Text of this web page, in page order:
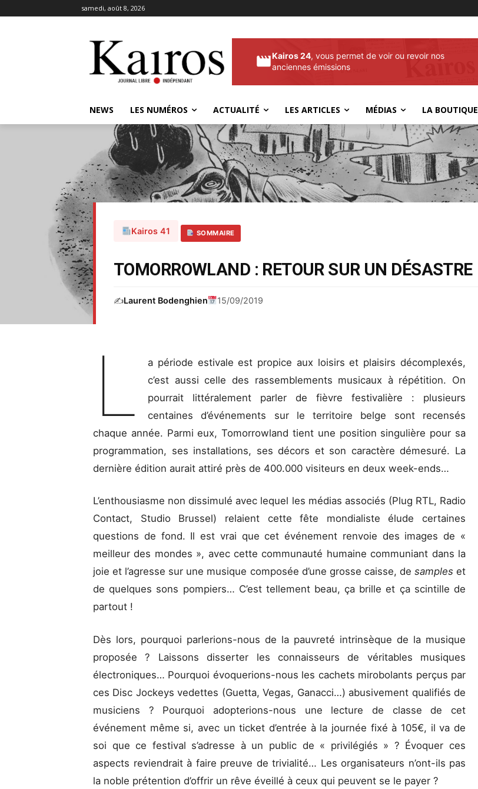
samedi, août 8, 2026
Kairos 24, vous permet de voir ou revoir nos
anciennes émissions
NEWS LES NUMÉROS ACTUALITÉ LES ARTICLES MÉDIAS LA BOUTIQUE
Kairos 41 SOMMAIRE
TOMORROWLAND : RETOUR SUR UN DÉSASTRE
✍️Laurent Bodenghien 15/09/2019
L
a période estivale est propice aux loisirs et plaisirs décomplexés,
c’est aussi celle des rassemblements musicaux à répétition. On
pourrait littéralement parler de fièvre festivalière : plusieurs
centaines d’événements sur le territoire belge sont recensés
chaque année. Parmi eux, Tomorrowland tient une position singulière pour sa
programmation, ses installations, ses décors et son caractère démesuré. La
dernière édition aurait attiré près de 400.000 visiteurs en deux week-ends…
L’enthousiasme non dissimulé avec lequel les médias associés (Plug RTL, Radio
Contact, Studio Brussel) relaient cette fête mondialiste élude certaines
questions de fond. Il est vrai que cet événement renvoie des images de «
meilleur des mondes », avec cette communauté humaine communiant dans la
joie et l’agresse sur une musique composée d’une grosse caisse, de sampleset
de quelques sons pompiers… C’est tellement beau, ça brille et ça scintille de
partout !
Dès lors, pourquoi parlerions-nous de la pauvreté intrinsèque de la musique
proposée ? Laissons disserter les connaisseurs de véritables musiques
électroniques… Pourquoi évoquerions-nous les cachets mirobolants perçus par
ces Disc Jockeys vedettes (Guetta, Vegas, Ganacci…) abusivement qualifiés de
musiciens ? Pourquoi adopterions-nous une lecture de classe de cet
événement même si, avec un ticket d’entrée à la journée fixé à 105€, il va de
soi que ce festival s’adresse à un public de « privilégiés » ? Évoquer ces
aspects reviendrait à faire preuve de trivialité… Les organisateurs n’ont-ils pas
la noble prétention d’offrir un rêve éveillé à ceux qui peuvent se le payer ?